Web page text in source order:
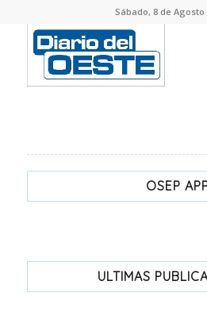
Sábado, 8 de Agosto
OSEP
ULTIMAS